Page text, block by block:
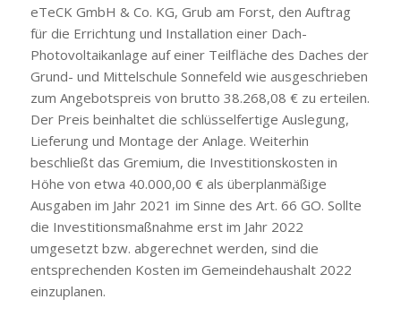
eTeCK GmbH & Co. KG, Grub am Forst, den Auftrag
für die Errichtung und Installation einer Dach-
Photovoltaikanlage auf einer Teilfläche des Daches der
Grund- und Mittelschule Sonnefeld wie ausgeschrieben
zum Angebotspreis von brutto 38.268,08 € zu erteilen.
Der Preis beinhaltet die schlüsselfertige Auslegung,
Lieferung und Montage der Anlage. Weiterhin
beschließt das Gremium, die Investitionskosten in
Höhe von etwa 40.000,00 € als überplanmäßige
Ausgaben im Jahr 2021 im Sinne des Art. 66 GO. Sollte
die Investitionsmaßnahme erst im Jahr 2022
umgesetzt bzw. abgerechnet werden, sind die
entsprechenden Kosten im Gemeindehaushalt 2022
einzuplanen.